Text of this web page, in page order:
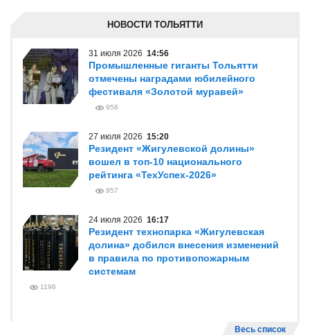
НОВОСТИ ТОЛЬЯТТИ
31 июля 2026 14:56
Промышленные гиганты Тольятти
отмечены наградами юбилейного
фестиваля «Золотой муравей»
956
27 июля 2026 15:20
Резидент «Жигулевской долины»
вошел в топ-10 национального
рейтинга «ТехУспех-2026»
957
24 июля 2026 16:17
Резидент технопарка «Жигулевская
долина» добился внесения изменений
в правила по противопожарным
системам
1196
Весь список